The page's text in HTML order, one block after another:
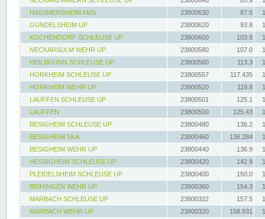
HASSMERSHEIM AMS
23800630 87.5
GUNDELSHEIM UP
23800620 93.8
KOCHENDORF SCHLEUSE UP
23800600 103.8
NECKARSULM WEHR UP
23800580 107.0
HEILBRONN SCHLEUSE UP
23800560 113.3
HORKHEIM SCHLEUSE UP
23800557 117.435
HORKHEIM WEHR UP
23800520 119.8
LAUFFEN SCHLEUSE UP
23800501 125.1
LAUFFEN
23800500 125.43
BESIGHEIM SCHLEUSE UP
23800480 136.2
BESIGHEIM SKA
23800460 136.284
BESIGHEIM WEHR UP
23800440 136.9
HESSIGHEIM SCHLEUSE UP
23800420 142.9
PLEIDELSHEIM SCHLEUSE UP
23800400 150.0
BEIHINGEN WEHR UP
23800360 154.3
MARBACH SCHLEUSE UP
23800322 157.5
MARBACH WEHR UP
23800320 158.931